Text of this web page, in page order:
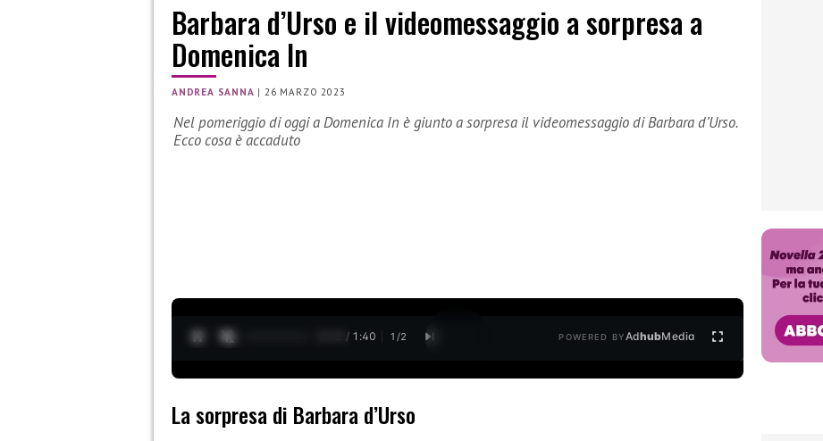
Barbara d’Urso e il videomessaggio a sorpresa a
Domenica In
ANDREA SANNA |26 MARZO 2023
Nel pomeriggio di oggi a Domenica In è giunto a sorpresa il videomessaggio di Barbara d’Urso.
Ecco cosa è accaduto
0:13 / 1:40 1 /2 POWERED BYAdhubMedia
La sorpresa di Barbara d’Urso